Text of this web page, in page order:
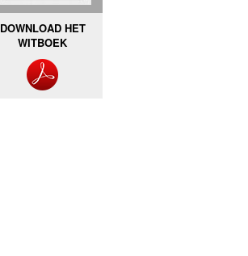
DOWNLOAD HET
WITBOEK